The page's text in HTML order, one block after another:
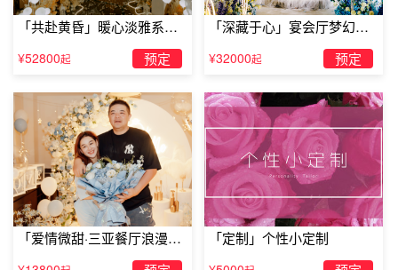
简单新奇的求婚设计：悄悄话求婚
都说爱就是要大声说出来，不过纽约男子伯恩斯坦却喜
欢小声说，还透过59个路人传悄悄话：“Kristina, will you
「共赴黄昏」暖心淡雅系求
婚仪式
¥52800起 预定
「深藏于心」宴会厅梦幻主
题求婚仪式
¥32000起 预定
「爱情微甜·三亚餐厅浪漫求
「定制」个性小定制